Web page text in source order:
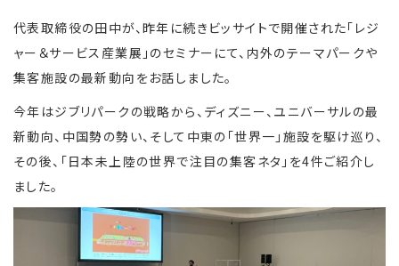
代表取締役の田中が、昨年に続きビッサイトで開催された「レジ
ャー＆サービス産業展」のセミナーにて、内外のテーマパークや
集客施設の最新動向をお話しました。
今年はジブリパークの戦略から、ディズニー、ユニバーサルの最
新動向、中国勢の勢い、そして中東の「世界一」施設を駆け巡り、
その後、「日本未上陸の世界で注目の集客ネタ」を4件ご紹介し
ました。